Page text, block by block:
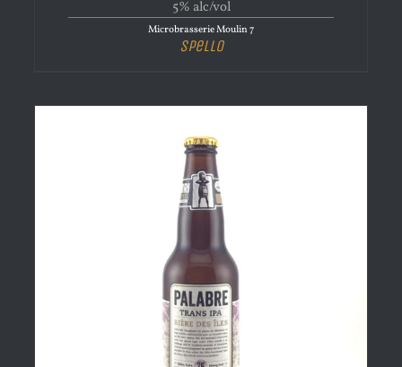
5% alc/vol
Microbrasserie Moulin 7
Spello